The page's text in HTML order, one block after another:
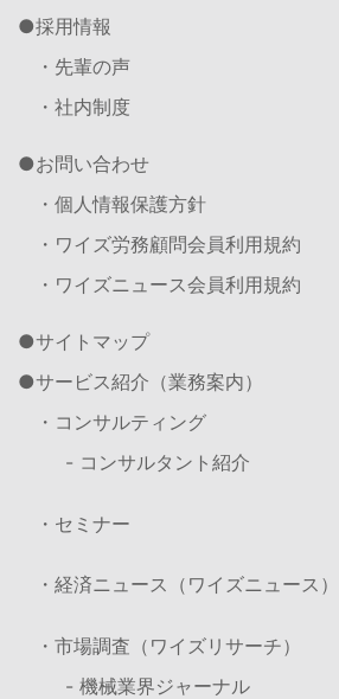
採用情報
・先輩の声
・社内制度
お問い合わせ
・個人情報保護方針
・ワイズ労務顧問会員利用規約
・ワイズニュース会員利用規約
サイトマップ
サービス紹介（業務案内）
・コンサルティング
- コンサルタント紹介
・セミナー
・経済ニュース（ワイズニュース）
・市場調査（ワイズリサーチ）
- 機械業界ジャーナル